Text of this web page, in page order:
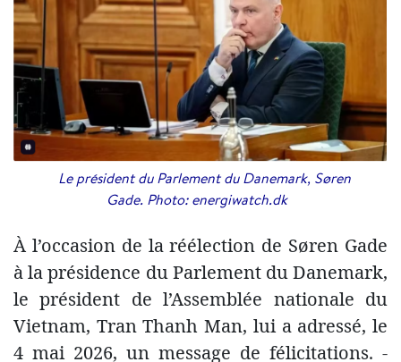
Le président du Parlement du Danemark, Søren
Gade. Photo: energiwatch.dk
À l’occasion de la réélection de Søren Gade
à la présidence du Parlement du Danemark,
le président de l’Assemblée nationale du
Vietnam, Tran Thanh Man, lui a adressé, le
4 mai 2026, un message de félicitations. -